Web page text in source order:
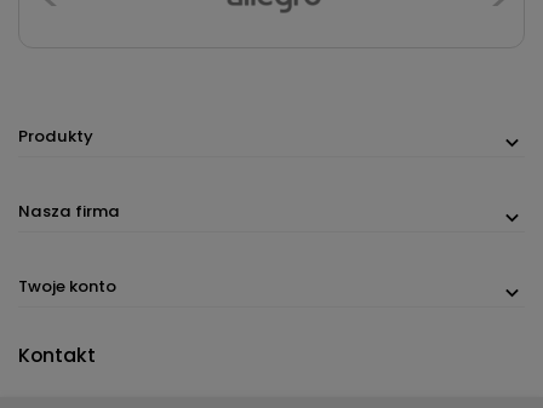
Produkty
Nasza firma
Twoje konto
Kontakt